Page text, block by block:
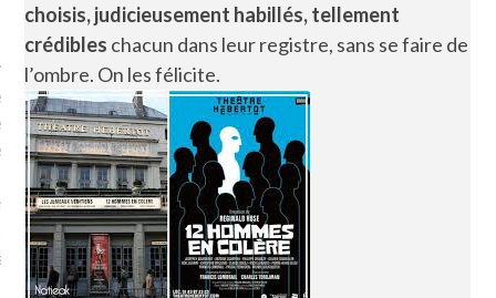
qui Marche: pousseuse
cochère ou pas. Mais
pas d’interdit. Vélo,
bateau…
incite à un autre regard
curiosité. C’est un
choisis, judicieusement habillés, tellement
crédibles chacun dans leur registre, sans se faire de
l’ombre. On les félicite.